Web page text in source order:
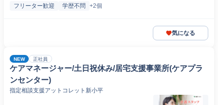
フリーター歓迎 学歴不問 +2個
気になる
NEW 正社員
ケアマネージャー/土日祝休み/居宅支援事業所(ケアプラ
ンセンター)
指定相談支援アットコレット新小平